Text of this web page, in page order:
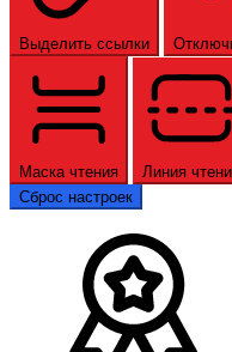
Выделить ссылки
Маска чтения Линия
Сброс настроек